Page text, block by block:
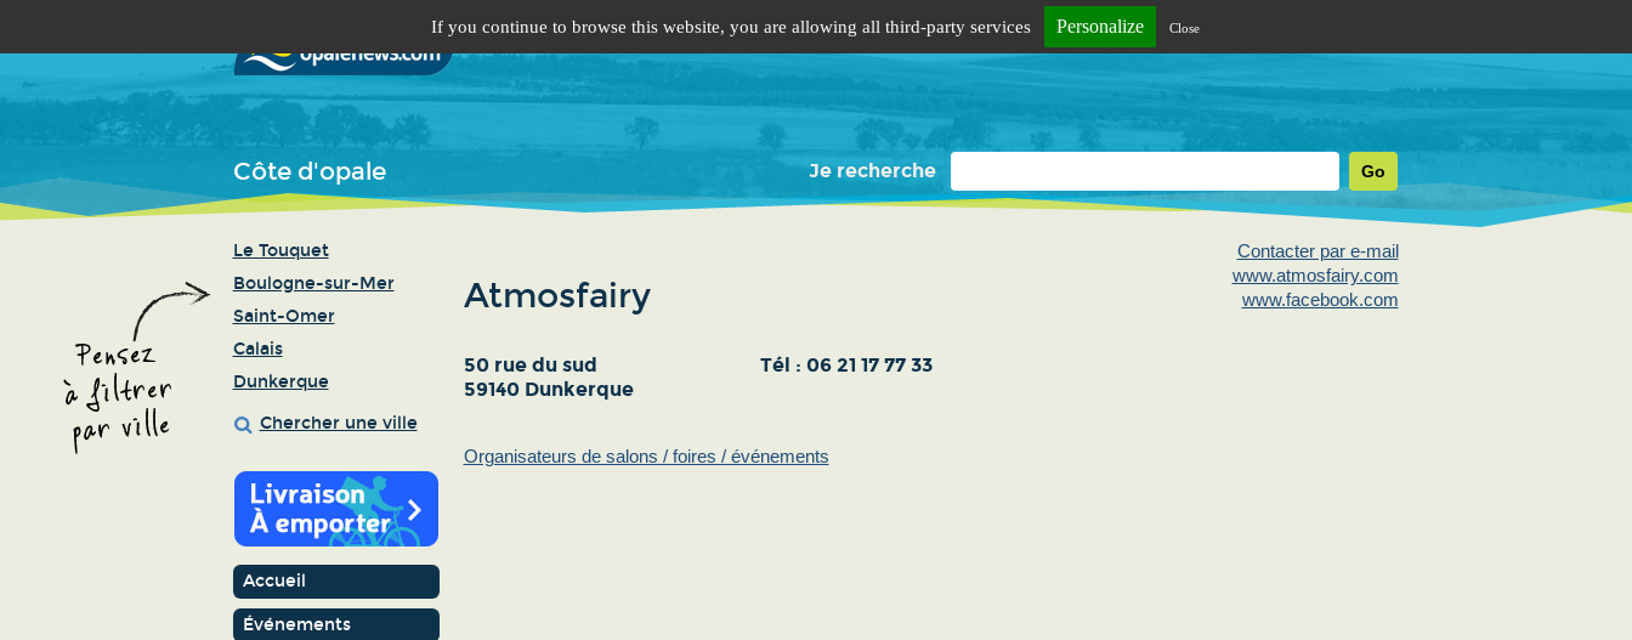
Côte d'opale Je recherche
Le Touquet
Boulogne-sur-Mer
Saint-Omer
Calais
Dunkerque
Chercher une ville
Accueil
Événements
Atmosfairy
50 rue du sud
59140 Dunkerque
Tél : 06 21 17 77 33
Organisateurs de salons / foires / événements
Contacter par e-mail
www.atmosfairy.com
www.facebook.com
If you continue to browse this website, you are allowing all third-party services Personalize Close